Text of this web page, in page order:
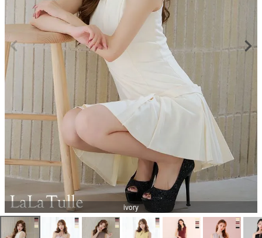
ロングドレス
タイトロングドレス
Aラインロングドレス
バースデードレス
ivory